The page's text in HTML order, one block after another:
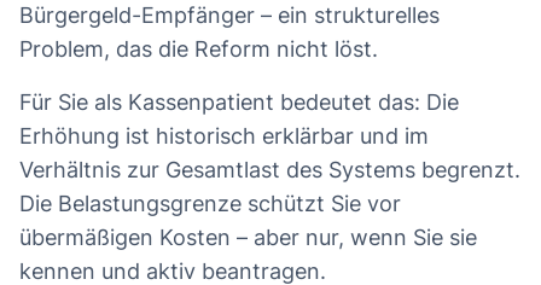
Bürgergeld-Empfänger – ein strukturelles
Problem, das die Reform nicht löst.
Für Sie als Kassenpatient bedeutet das: Die
Erhöhung ist historisch erklärbar und im
Verhältnis zur Gesamtlast des Systems begrenzt.
Die Belastungsgrenze schützt Sie vor
übermäßigen Kosten – aber nur, wenn Sie sie
kennen und aktiv beantragen.